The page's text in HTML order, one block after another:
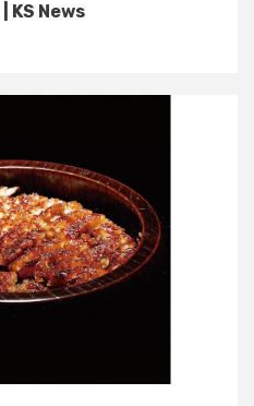
| KS News